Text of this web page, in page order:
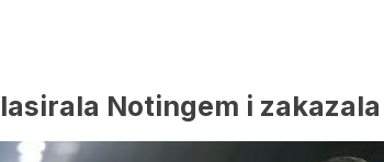
Notingem i